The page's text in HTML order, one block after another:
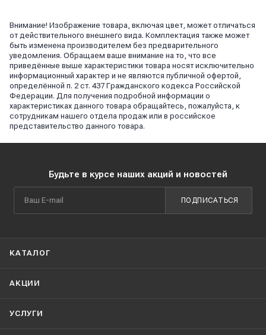
Внимание! Изображение товара, включая цвет, может отличаться
от действительного внешнего вида. Комплектация также может
быть изменена производителем без предварительного
уведомления. Обращаем ваше внимание на то, что все
приведённые выше характеристики товара носят исключительно
информационный характер и не являются публичной офертой,
определённой п. 2 ст. 437 Гражданского кодекса Российской
Федерации. Для получения подробной информации о
характеристиках данного товара обращайтесь, пожалуйста, к
сотрудникам нашего отдела продаж или в российское
представительство данного товара.
Будьте в курсе наших акций и новостей
ПОДПИСАТЬСЯ
КАТАЛОГ
АКЦИИ
УСЛУГИ